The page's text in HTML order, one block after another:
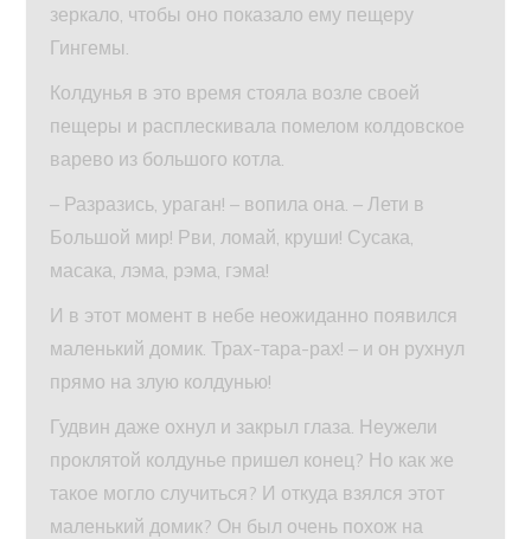
зеркало, чтобы оно показало ему пещеру
Гингемы.
Колдунья в это время стояла возле своей
пещеры и расплескивала помелом колдовское
варево из большого котла.
– Разразись, ураган! – вопила она. – Лети в
Большой мир! Рви, ломай, круши! Сусака,
масака, лэма, рэма, гэма!
И в этот момент в небе неожиданно появился
маленький домик. Трах-тара-рах! – и он рухнул
прямо на злую колдунью!
Гудвин даже охнул и закрыл глаза. Неужели
проклятой колдунье пришел конец? Но как же
такое могло случиться? И откуда взялся этот
маленький домик? Он был очень похож на